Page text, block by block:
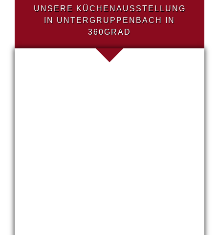
UNSERE KÜCHENAUSSTELLUNG
IN UNTERGRUPPENBACH IN
360GRAD